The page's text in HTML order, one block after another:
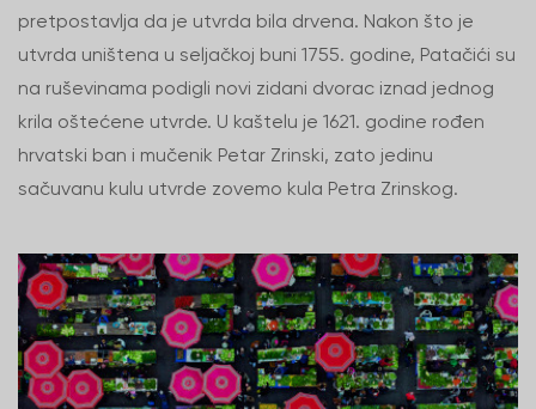
pretpostavlja da je utvrda bila drvena. Nakon što je
utvrda uništena u seljačkoj buni 1755. godine, Patačići su
na ruševinama podigli novi zidani dvorac iznad jednog
krila oštećene utvrde. U kaštelu je 1621. godine rođen
hrvatski ban i mučenik Petar Zrinski, zato jedinu
sačuvanu kulu utvrde zovemo kula Petra Zrinskog.